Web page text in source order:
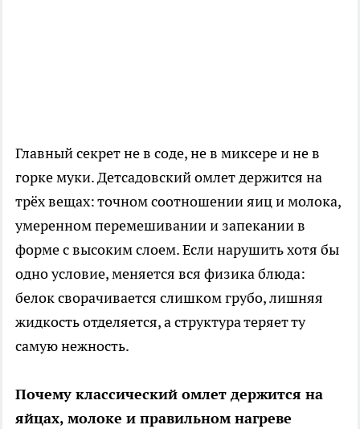
Главный секрет не в соде, не в миксере и не в
горке муки. Детсадовский омлет держится на
трёх вещах: точном соотношении яиц и молока,
умеренном перемешивании и запекании в
форме с высоким слоем. Если нарушить хотя бы
одно условие, меняется вся физика блюда:
белок сворачивается слишком грубо, лишняя
жидкость отделяется, а структура теряет ту
самую нежность.
Почему классический омлет держится на
яйцах, молоке и правильном нагреве